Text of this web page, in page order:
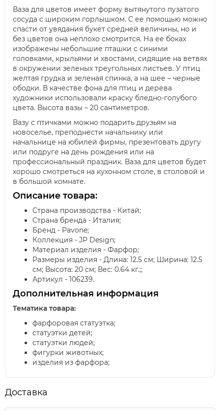
Ваза для цветов имеет форму вытянутого пузатого
сосуда с широким горлышком. С ее помощью можно
спасти от увядания букет средней величины, но и
без цветов она неплохо смотрится. На ее боках
изображены небольшие пташки с синими
головками, крыльями и хвостами, сидящие на ветвях
в окружении зеленых треугольных листьев. У птиц
желтая грудка и зеленая спинка, а на шее – черные
ободки. В качестве фона для птиц и дерева
художники использовали краску бледно-голубого
цвета. Высота вазы – 20 сантиметров.
Вазу с птичками можно подарить друзьям на
новоселье, преподнести начальнику или
начальнице на юбилей фирмы, презентовать другу
или подруге на день рождения или на
профессиональный праздник. Ваза для цветов будет
хорошо смотреться на кухонном столе, в столовой и
в большой комнате.
Описание товара:
Страна производства - Китай;
Страна бренда - Италия;
Бренд - Pavone;
Коллекция - JP Design;
Материал изделия - Фарфор;
Размеры изделия - Длина: 12.5 см; Ширина: 12.5
см; Высота: 20 см; Вес: 0.64 кг.;;
Артикул - 106239.
Дополнительная информация
Тематика товара:
фарфоровая статуэтка;
статуэтки детей;
статуэтки людей;
фигурки животных;
изделия из фарфора;
Доставка